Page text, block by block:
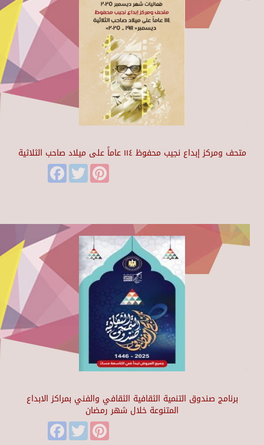
متحف ومركز إبداع نجيب محفوظ ١١٤ عاماً على ميلاد صاحب الثلاثية
FacebookTwitter
برنامج صندوق التنمية الثقافية الثقافي والفني بمراكز الابداع
المتنوعة خلال شهر رمضان
FacebookTwitter